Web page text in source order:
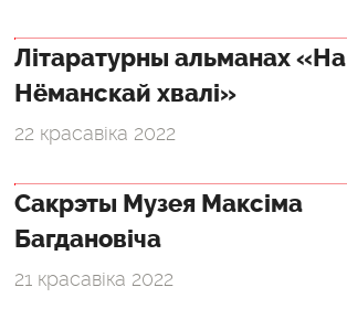
Літаратурны альманах «На
Нёманскай хвалі»
22 красавіка 2022
Сакрэты Музея Максіма
Багдановіча
21 красавіка 2022